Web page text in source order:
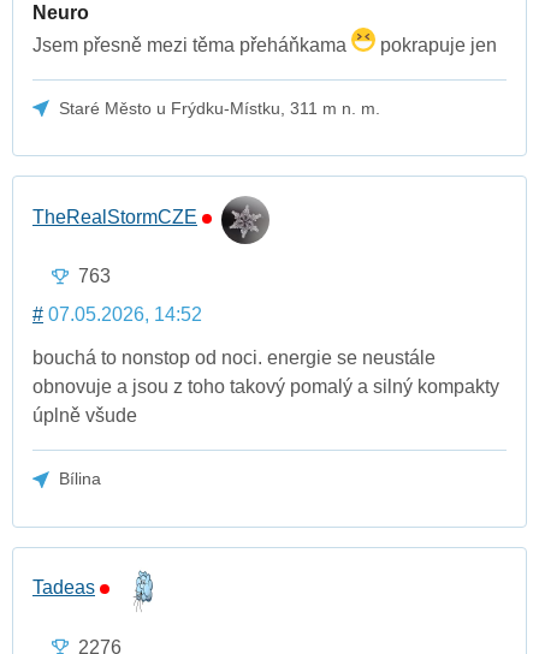
Neuro
Jsem přesně mezi těma přeháňkama
pokrapuje jen
Staré Město u Frýdku-Místku, 311 m n. m.
TheRealStormCZE
763
# 07.05.2026, 14:52
bouchá to nonstop od noci. energie se neustále
obnovuje a jsou z toho takový pomalý a silný kompakty
úplně všude
Bílina
Tadeas
2276